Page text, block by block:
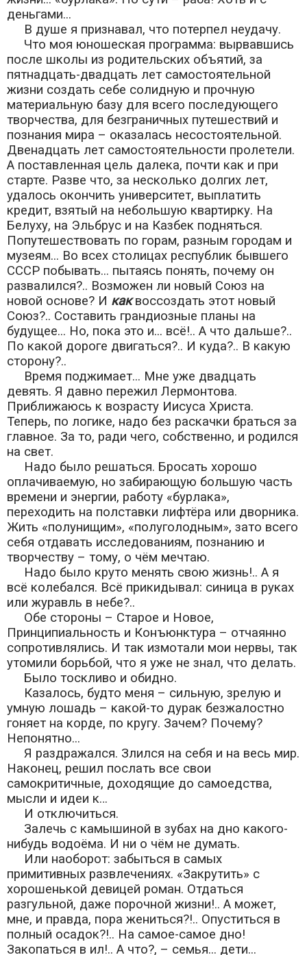
деньгами...
В душе я признавал, что потерпел неудачу.
Что моя юношеская программа: вырвавшись
после школы из родительских объятий, за
пятнадцать-двадцать лет самостоятельной
жизни создать себе солидную и прочную
материальную базу для всего последующего
творчества, для безграничных путешествий и
познания мира – оказалась несостоятельной.
Двенадцать лет самостоятельности пролетели.
А поставленная цель далека, почти как и при
старте. Разве что, за несколько долгих лет,
удалось окончить университет, выплатить
кредит, взятый на небольшую квартирку. На
Белуху, на Эльбрус и на Казбек подняться.
Попутешествовать по горам, разным городам и
музеям... Во всех столицах республик бывшего
СССР побывать... пытаясь понять, почему он
развалился?.. Возможен ли новый Союз на
новой основе? И каквоссоздать этот новый
Союз?.. Составить грандиозные планы на
будущее... Но, пока это и... всё!.. А что дальше?..
По какой дороге двигаться?.. И куда?.. В какую
сторону?..
Время поджимает... Мне уже двадцать
девять. Я давно пережил Лермонтова.
Приближаюсь к возрасту Иисуса Христа.
Теперь, по логике, надо без раскачки браться за
главное. За то, ради чего, собственно, и родился
на свет.
Надо было решаться. Бросать хорошо
оплачиваемую, но забирающую большую часть
времени и энергии, работу «бурлака»,
переходить на полставки лифтёра или дворника.
Жить «полунищим», «полуголодным», зато всего
себя отдавать исследованиям, познанию и
творчеству – тому, о чём мечтаю.
Надо было круто менять свою жизнь!.. А я
всё колебался. Всё прикидывал: синица в руках
или журавль в небе?..
Обе стороны – Старое и Новое,
Принципиальность и Конъюнктура – отчаянно
сопротивлялись. И так измотали мои нервы, так
утомили борьбой, что я уже не знал, что делать.
Было тоскливо и обидно.
Казалось, будто меня – сильную, зрелую и
умную лошадь – какой-то дурак безжалостно
гоняет на корде, по кругу. Зачем? Почему?
Непонятно...
Я раздражался. Злился на себя и на весь мир.
Наконец, решил послать все свои
самокритичные, доходящие до самоедства,
мысли и идеи к…
И отключиться.
Залечь с камышиной в зубах на дно какого-
нибудь водоёма. И ни о чём не думать.
Или наоборот: забыться в самых
примитивных развлечениях. «Закрутить» с
хорошенькой девицей роман. Отдаться
разгульной, даже порочной жизни!.. А может,
мне, и правда, пора жениться?!.. Опуститься в
полный осадок?!.. На самое-самое дно!
Закопаться в ил!.. А что?, – семья... дети...